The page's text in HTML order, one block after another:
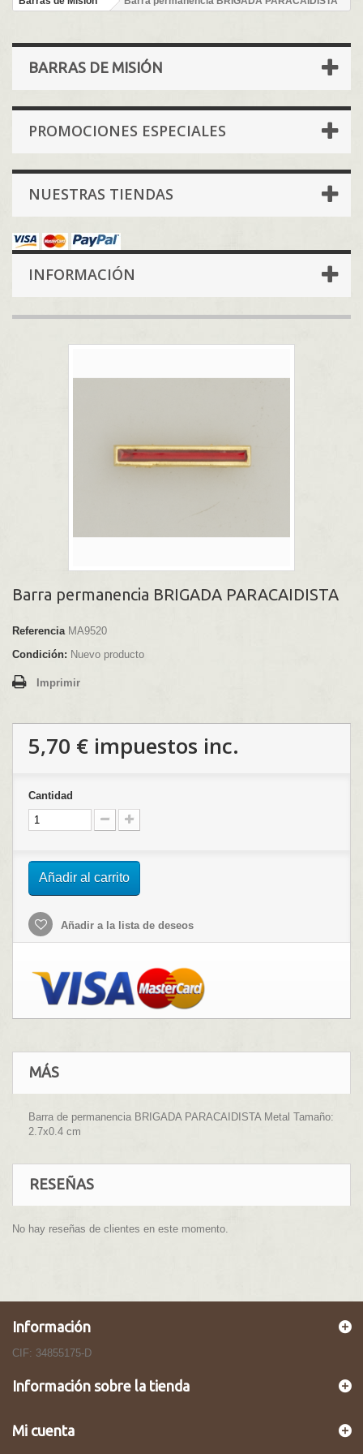
BARRAS DE MISIÓN
PROMOCIONES ESPECIALES
NUESTRAS TIENDAS
INFORMACIÓN
Barra permanencia BRIGADA PARACAIDISTA
Referencia MA9520
Condición: Nuevo producto
Imprimir
5,70 € impuestos inc.
Cantidad
Añadir al carrito
Añadir a la lista de deseos
MÁS
Barra de permanencia BRIGADA PARACAIDISTA Metal Tamaño:
2.7x0.4 cm
RESEÑAS
No hay reseñas de clientes en este momento.
Información
CIF: 34855175-D
Información sobre la tienda
Mi cuenta